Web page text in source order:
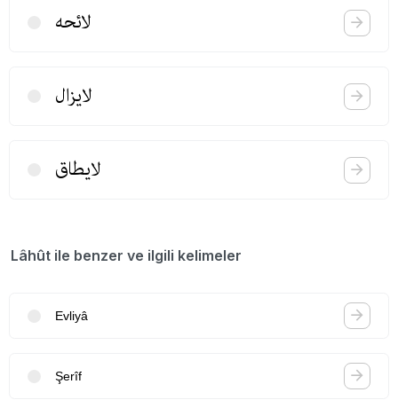
لائحه
لایزال
لایطاق
Lâhût ile benzer ve ilgili kelimeler
Evliyâ
Şerîf